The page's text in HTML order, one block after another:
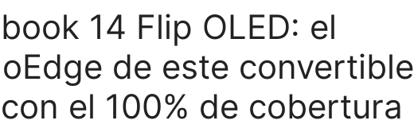
14 Flip OLED: el
de este convertible
el 100% de cobertura